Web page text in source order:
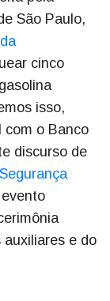
São Paulo,
cinco
isso,
com o Banco
discurso de
e do